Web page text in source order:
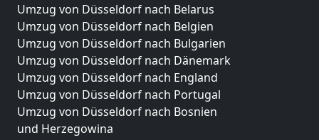
Umzug von Düsseldorf nach Belarus
Umzug von Düsseldorf nach Belgien
Umzug von Düsseldorf nach Bulgarien
Umzug von Düsseldorf nach Dänemark
Umzug von Düsseldorf nach England
Umzug von Düsseldorf nach Portugal
Umzug von Düsseldorf nach Bosnien
und Herzegowina